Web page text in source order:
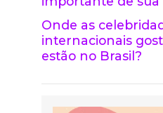
Onde as
internacionais
estão no Brasil?